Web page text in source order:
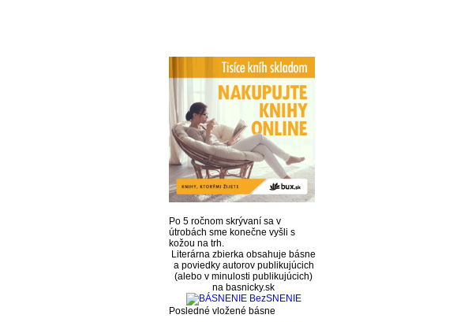
Po 5 ročnom skrývaní sa v
útrobách sme konečne vyšli s
kožou na trh.
Literárna zbierka obsahuje básne
a poviedky autorov publikujúcich
(alebo v minulosti publikujúcich)
na basnicky.sk
Posledné vložené básne